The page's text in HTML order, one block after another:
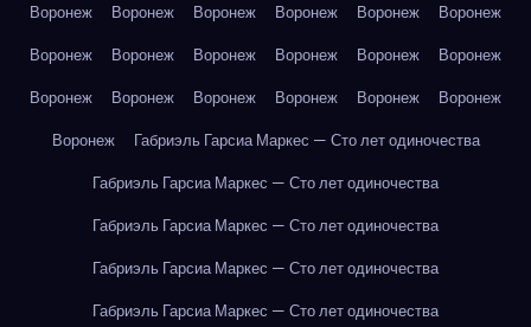
Воронеж
Воронеж Воронеж Воронеж Воронеж
Воронеж
Воронеж
Воронеж Воронеж Воронеж Воронеж
Воронеж
Воронеж
Воронеж Воронеж Воронеж Воронеж
Воронеж
Воронеж
Габриэль Гарсиа Маркес — Сто лет одиночества
Габриэль Гарсиа Маркес — Сто лет одиночества
Габриэль Гарсиа Маркес — Сто лет одиночества
Габриэль Гарсиа Маркес — Сто лет одиночества
Габриэль Гарсиа Маркес — Сто лет одиночества